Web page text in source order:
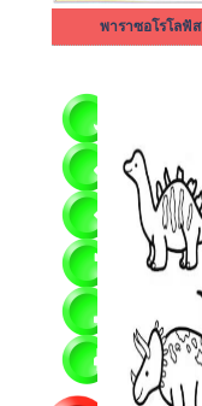
พาราซอโรโลฟัส